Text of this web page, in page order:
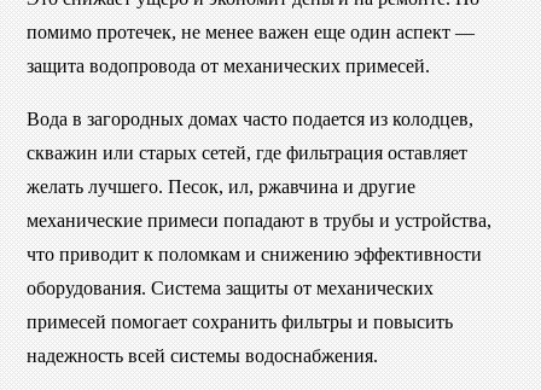
помимо протечек, не менее важен еще один аспект —
защита водопровода от механических примесей.
Вода в загородных домах часто подается из колодцев,
скважин или старых сетей, где фильтрация оставляет
желать лучшего. Песок, ил, ржавчина и другие
механические примеси попадают в трубы и устройства,
что приводит к поломкам и снижению эффективности
оборудования. Система защиты от механических
примесей помогает сохранить фильтры и повысить
надежность всей системы водоснабжения.